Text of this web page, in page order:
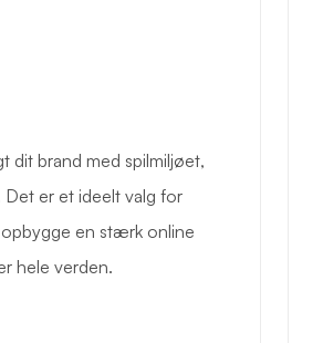
dit brand med spilmiljøet,
er et ideelt valg for
en stærk online
hele verden.